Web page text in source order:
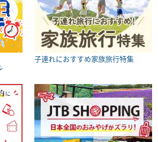
子連れにおすすめ家族旅行特集